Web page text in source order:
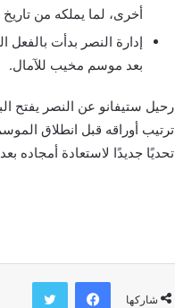
أخرى، لما يملكه من
إدارة النصر بدأت
بعد موسم مخيب للآمال.
رحيل ستيفانو عن النصر يفتح
ترتيب أوراقه قبل انطلاق
تحديًا جديدًا لاستعادة أمجاده
شاركها
فيسبوك تويتر